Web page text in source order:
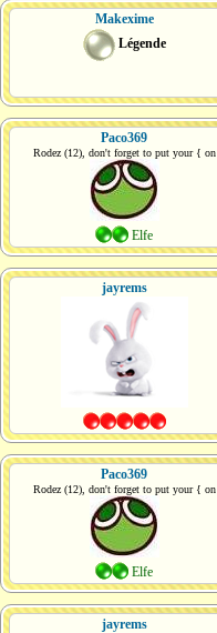
Makexime
Légende
Paco369
Rodez (12), don't forget to put your { on
Elfe
jayrems
Paco369
Rodez (12), don't forget to put your { on
Elfe
jayrems